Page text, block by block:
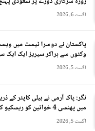
اگست 6, 2026
وکٹوں سے ہراکر سیریز ایک ایک
اگست 5, 2026
نگر: پاک آرمی نے ہیلی کاپٹر کے
میں پھنسی 4 خواتین کو ریسکیو کرلیا
اگست 5, 2026